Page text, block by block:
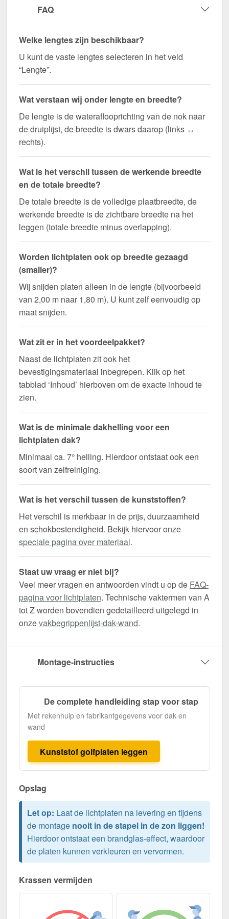
FAQ
Welke lengtes zijn beschikbaar?
U kunt de vaste lengtes selecteren in het veld
“Lengte”.
Wat verstaan wij onder lengte en breedte?
De lengte is de wateraflooprichting van de nok naar
de druiplijst, de breedte is dwars daarop (links ↔
rechts).
Wat is het verschil tussen de werkende breedte
en de totale breedte?
De totale breedte is de volledige plaatbreedte, de
werkende breedte is de zichtbare breedte na het
leggen (totale breedte minus overlapping).
Worden lichtplaten ook op breedte gezaagd
(smaller)?
Wij snijden platen alleen in de lengte (bijvoorbeeld
van 2,00 m naar 1,80 m). U kunt zelf eenvoudig op
maat snijden.
Wat zit er in het voordeelpakket?
Naast de lichtplaten zit ook het
bevestigingsmateriaal inbegrepen. Klik op het
tabblad ‘Inhoud’ hierboven om de exacte inhoud te
zien.
Wat is de minimale dakhelling voor een
lichtplaten dak?
Minimaal ca. 7° helling. Hierdoor ontstaat ook een
soort van zelfreiniging.
Wat is het verschil tussen de kunststoffen?
Het verschil is merkbaar in de prijs, duurzaamheid
en schokbestendigheid. Bekijk hiervoor onze
speciale pagina over materiaal.
Staat uw vraag er niet bij?
Veel meer vragen en antwoorden vindt u op de FAQ-
pagina voor lichtplaten. Technische vaktermen van A
tot Z worden bovendien gedetailleerd uitgelegd in
onzevakbegrippenlijst-dak-wand.
Montage-instructies
De complete handleiding stap voor stap
Met rekenhulp en fabrikantgegevens voor dak en
wand
Kunststof golfplaten leggen
Opslag
Let op: Laat de lichtplaten na levering en tijdens
de montage nooit in de stapel in de zon liggen!
Hierdoor ontstaat een brandglas-effect, waardoor
de platen kunnen verkleuren en vervormen.
Krassen vermijden